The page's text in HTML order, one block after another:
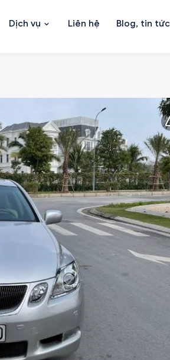
Dịch vụ Liên hệ Blog, tin tức